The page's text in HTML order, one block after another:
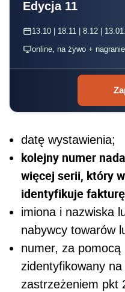
Edycja 11
13.10 | 18.11 | 8.12 |
online, na żywo + nagranie
datę wystawienia;
kolejny numer
więcej serii, który
identyfikuje
imiona i nazwiska
nabywcy towarów
numer, za pomocą
zidentyfikowany
zastrzeżeniem pkt